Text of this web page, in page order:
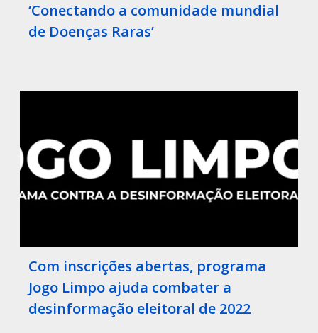
‘Conectando a comunidade mundial
de Doenças Raras’
Com inscrições abertas, programa
Jogo Limpo ajuda combater a
desinformação eleitoral de 2022